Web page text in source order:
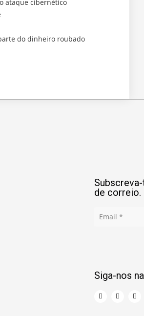
ataque cibernético
do dinheiro roubado
de correio.
Siga-nos